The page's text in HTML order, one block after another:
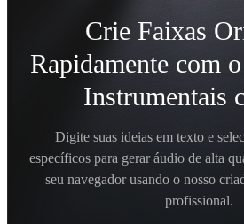
Crie Faixas
Rapidamente com
Instrumentais
Digite suas ideias em texto e
específicos para gerar áudio de alta
seu navegador usando o nosso
profissional.